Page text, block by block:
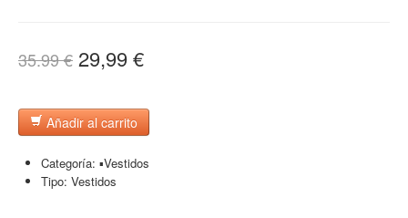
35.99 € 29,99 €
Añadir al carrito
Categoría: ▪︎Vestidos
Tipo: Vestidos